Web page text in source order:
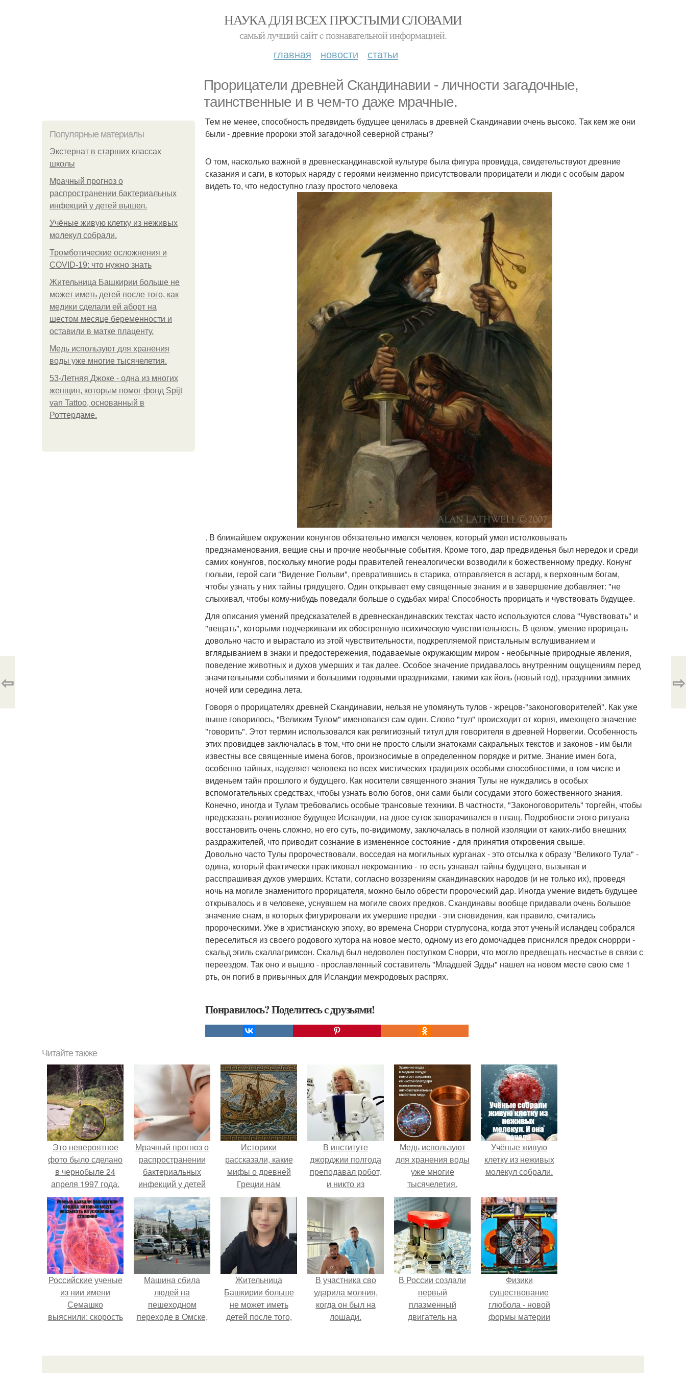
НАУКА ДЛЯ ВСЕХ ПРОСТЫМИ СЛОВАМИ
самый лучший сайт c познавательной информацией.
главная новости статьи
Прорицатели древней Скандинавии - личности загадочные,
таинственные и в чем-то даже мрачные.
Популярные материалы
Экстернат в старших классах
школы
Мрачный прогноз о
распространении бактериальных
инфекций у детей вышел.
Учёные живую клетку из неживых
молекул собрали.
Тромботические осложнения и
COVID-19: что нужно знать
Жительница Башкирии больше не
может иметь детей после того, как
медики сделали ей аборт на
шестом месяце беременности и
оставили в матке плаценту.
Медь используют для хранения
воды уже многие тысячелетия.
53-Летняя Джоке - одна из многих
женщин, которым помог фонд Spijt
van Tattoo, основанный в
Роттердаме.
Тем не менее, способность предвидеть будущее ценилась в древней Скандинавии очень высоко. Так кем же они
были - древние пророки этой загадочной северной страны?
О том, насколько важной в древнескандинавской культуре была фигура провидца, свидетельствуют древние
сказания и саги, в которых наряду с героями неизменно присутствовали прорицатели и люди с особым даром
видеть то, что недоступно глазу простого человека
. В ближайшем окружении конунгов обязательно имелся человек, который умел истолковывать
предзнаменования, вещие сны и прочие необычные события. Кроме того, дар предвиденья был нередок и среди
самих конунгов, поскольку многие роды правителей генеалогически возводили к божественному предку. Конунг
гюльви, герой саги "Видение Гюльви", превратившись в старика, отправляется в асгард, к верховным богам,
чтобы узнать у них тайны грядущего. Один открывает ему священные знания и в завершение добавляет: "не
слыхивал, чтобы кому-нибудь поведали больше о судьбах мира! Способность прорицать и чувствовать будущее.
Для описания умений предсказателей в древнескандинавских текстах часто используются слова "Чувствовать" и
"вещать", которыми подчеркивали их обостренную психическую чувствительность. В целом, умение прорицать
довольно часто и вырастало из этой чувствительности, подкрепляемой пристальным вслушиванием и
вглядыванием в знаки и предостережения, подаваемые окружающим миром - необычные природные явления,
поведение животных и духов умерших и так далее. Особое значение придавалось внутренним ощущениям перед
значительными событиями и большими годовыми праздниками, такими как йоль (новый год), праздники зимних
ночей или середина лета.
Говоря о прорицателях древней Скандинавии, нельзя не упомянуть тулов - жрецов-"законоговорителей". Как уже
выше говорилось, "Великим Тулом" именовался сам один. Слово "тул" происходит от корня, имеющего значение
"говорить". Этот термин использовался как религиозный титул для говорителя в древней Норвегии. Особенность
этих провидцев заключалась в том, что они не просто слыли знатоками сакральных текстов и законов - им были
известны все священные имена богов, произносимые в определенном порядке и ритме. Знание имен бога,
особенно тайных, наделяет человека во всех мистических традициях особыми способностями, в том числе и
виденьем тайн прошлого и будущего. Как носители священного знания Тулы не нуждались в особых
вспомогательных средствах, чтобы узнать волю богов, они сами были сосудами этого божественного знания.
Конечно, иногда и Тулам требовались особые трансовые техники. В частности, "Законоговоритель" торгейн, чтобы
предсказать религиозное будущее Исландии, на двое суток заворачивался в плащ. Подробности этого ритуала
восстановить очень сложно, но его суть, по-видимому, заключалась в полной изоляции от каких-либо внешних
раздражителей, что приводит сознание в измененное состояние - для принятия откровения свыше.
Довольно часто Тулы пророчествовали, восседая на могильных курганах - это отсылка к образу "Великого Тула" -
одина, который фактически практиковал некромантию - то есть узнавал тайны будущего, вызывая и
расспрашивая духов умерших. Кстати, согласно воззрениям скандинавских народов (и не только их), проведя
ночь на могиле знаменитого прорицателя, можно было обрести пророческий дар. Иногда умение видеть будущее
открывалось и в человеке, уснувшем на могиле своих предков. Скандинавы вообще придавали очень большое
значение снам, в которых фигурировали их умершие предки - эти сновидения, как правило, считались
пророческими. Уже в христианскую эпоху, во времена Снорри стурлусона, когда этот ученый исландец собрался
переселиться из своего родового хутора на новое место, одному из его домочадцев приснился предок сноррри -
скальд эгиль скаллагримсон. Скальд был недоволен поступком Снорри, что могло предвещать несчастье в связи с
переездом. Так оно и вышло - прославленный составитель "Младшей Эдды" нашел на новом месте свою сме 1
рть, он погиб в привычных для Исландии межродовых распрях.
Понравилось? Поделитесь с друзьями!
⇦ ⇨
Читайте также
Это невероятное
фото было сделано
в чернобыле 24
апреля 1997 года.
Мрачный прогноз о
распространении
бактериальных
инфекций у детей
вышел.
Историки
рассказали, какие
мифы о древней
Греции нам
навязало кино.
В институте
джорджии полгода
преподавал робот,
и никто из
студентов этого не
заметил.
Медь используют
для хранения воды
уже многие
тысячелетия.
Учёные живую
клетку из неживых
молекул собрали.
Российские ученые
из нии имени
Семашко
выяснили: скорость
состояния сосудов
Машина сбила
людей на
пешеходном
переходе в Омске,
Жительница
Башкирии больше
не может иметь
детей после того,
месяце
В участника сво
ударила молния,
когда он был на
лошади.
В России создали
первый
плазменный
двигатель на
Физики
существование
глюбола - новой
формы материи